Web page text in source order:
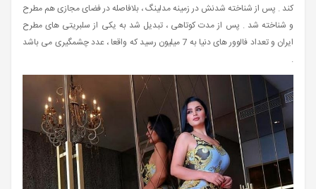
کند . پس از شناخته شدنش در زمینه مدلینگ ، بلافاصله در فضای مجازی هم مطرح
و شناخته شد . پس از مدت کوتاهی ، تبدیل شد به یکی از سلبریتی های مطرح
ایران و تعداد فالوور های دنیا به 7 میلیون رسید که واقعا ، عدد چشمگیری می باشد
.